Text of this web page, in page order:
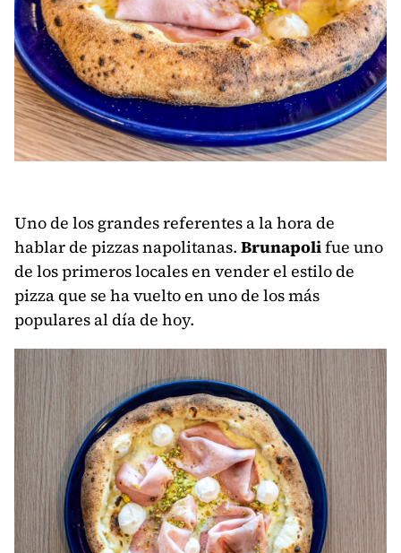
Uno de los grandes referentes a la hora de
hablar de pizzas napolitanas. Brunapolifue uno
de los primeros locales en vender el estilo de
pizza que se ha vuelto en uno de los más
populares al día de hoy.